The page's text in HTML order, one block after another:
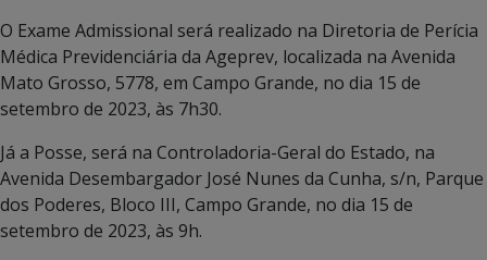
O Exame Admissional será realizado na Diretoria de Perícia
Médica Previdenciária da Ageprev, localizada na Avenida
Mato Grosso, 5778, em Campo Grande, no dia 15 de
setembro de 2023, às 7h30.
Já a Posse, será na Controladoria-Geral do Estado, na
Avenida Desembargador José Nunes da Cunha, s/n, Parque
dos Poderes, Bloco III, Campo Grande, no dia 15 de
setembro de 2023, às 9h.